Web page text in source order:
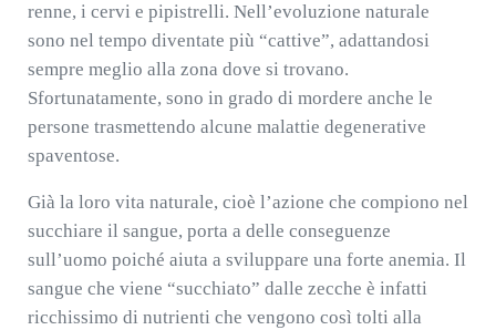
renne, i cervi e pipistrelli. Nell’evoluzione naturale
sono nel tempo diventate più “cattive”, adattandosi
sempre meglio alla zona dove si trovano.
Sfortunatamente, sono in grado di mordere anche le
persone trasmettendo alcune malattie degenerative
spaventose.
Già la loro vita naturale, cioè l’azione che compiono nel
succhiare il sangue, porta a delle conseguenze
sull’uomo poiché aiuta a sviluppare una forte anemia. Il
sangue che viene “succhiato” dalle zecche è infatti
ricchissimo di nutrienti che vengono così tolti alla